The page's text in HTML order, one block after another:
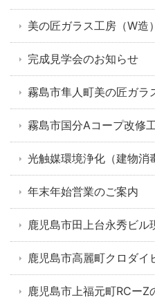
美の匠ガラス工房（W造
完成見学会のお知らせ
霧島市隼人町美の匠ガラ
霧島市国分Aコープ改修
光触媒環境浄化（建物消
年末年始営業のご案内
鹿児島市田上台永秀ビル
鹿児島市高麗町クロダイ
鹿児島市上福元町RCー